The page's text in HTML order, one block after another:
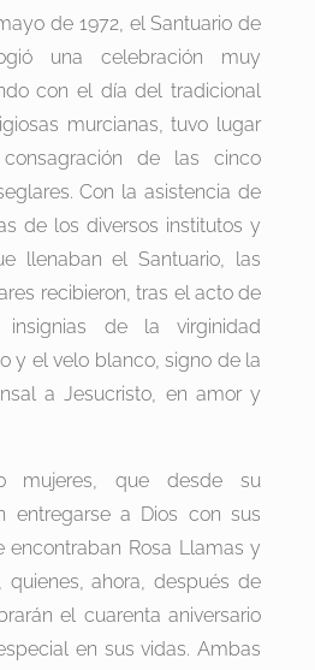
de 1972, el Santuario de
una celebración muy
con el día del tradicional
murcianas, tuvo lugar
de las cinco
Con la asistencia de
de los diversos institutos y
llenaban el Santuario, las
recibieron, tras el acto de
insignias de la virginidad
y el velo blanco, signo de la
a Jesucristo, en amor y
mujeres, que desde su
entregarse a Dios con sus
encontraban Rosa Llamas y
quienes, ahora, después de
el cuarenta aniversario
en sus vidas. Ambas